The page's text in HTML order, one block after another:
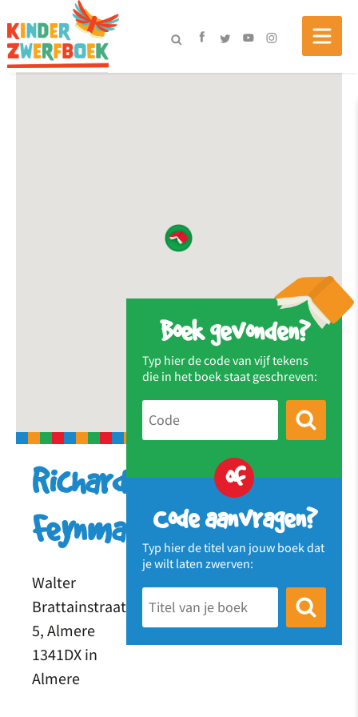
Boek gevonden?
Typ hier de code van vijf tekens
die in het boek staat geschreven:
of
Code aanvragen?
Typ hier de titel van jouw boek dat
je wilt laten zwerven:
Richard
Feynmanstraat
Walter
Brattainstraat
5, Almere
1341DX in
Almere